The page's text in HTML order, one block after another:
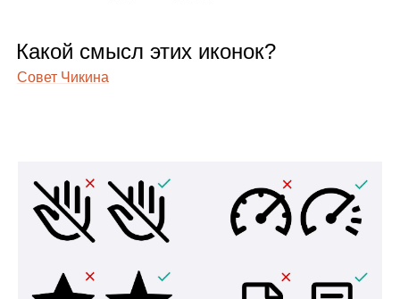
Какой смысл этих ико­нок?
Совет Чикина